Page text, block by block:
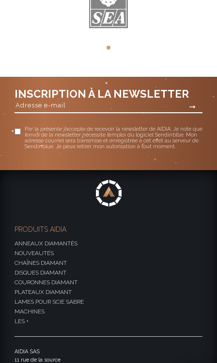
INSCRIPTION À LA NEWSLETTER
Par la présente j’accepte de recevoir la newsletter de AIDIA. Je note que
l’envoi de la newsletter nécessite l’emploi du logiciel Sendinblue. Mon
adresse courriel sera transmise et enregistrée à cet effet au serveur de
Sendinblue. Je peux retirer mon autorisation à tout moment.
PRODUITS AIDIA
ANNEAUX DIAMANTÉS
NOUVEAUTÉS
CHAÎNES DIAMANT
DISQUES DIAMANT
COURONNES DIAMANT
PLATEAUX DIAMANT
LAMES POUR SCIE SABRE
MACHINES
LES +
AIDIA SAS
11 rue de la source